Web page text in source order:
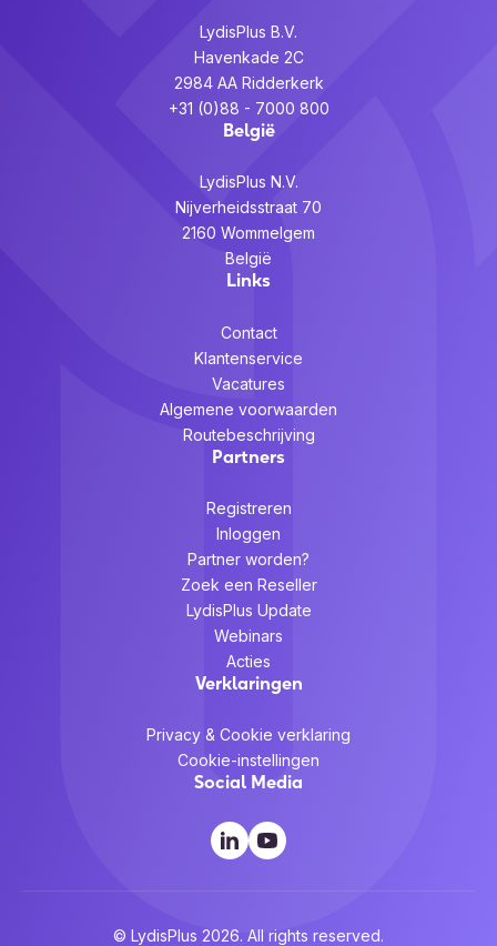
LydisPlus B.V.
Havenkade 2C
2984 AA Ridderkerk
+31 (0)88 - 7000 800
België
LydisPlus N.V.
Nijverheidsstraat 70
2160 Wommelgem
België
Links
Contact
Klantenservice
Vacatures
Algemene voorwaarden
Routebeschrijving
Partners
Registreren
Inloggen
Partner worden?
Zoek een Reseller
LydisPlus Update
Webinars
Acties
Verklaringen
Privacy & Cookie verklaring
Cookie-instellingen
Social Media
© LydisPlus 2026. All rights reserved.